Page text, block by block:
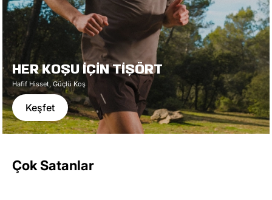
HER KOŞU İÇİN TİŞÖRT
Hafif Hisset, Güçlü Koş
Keşfet
Çok Satanlar